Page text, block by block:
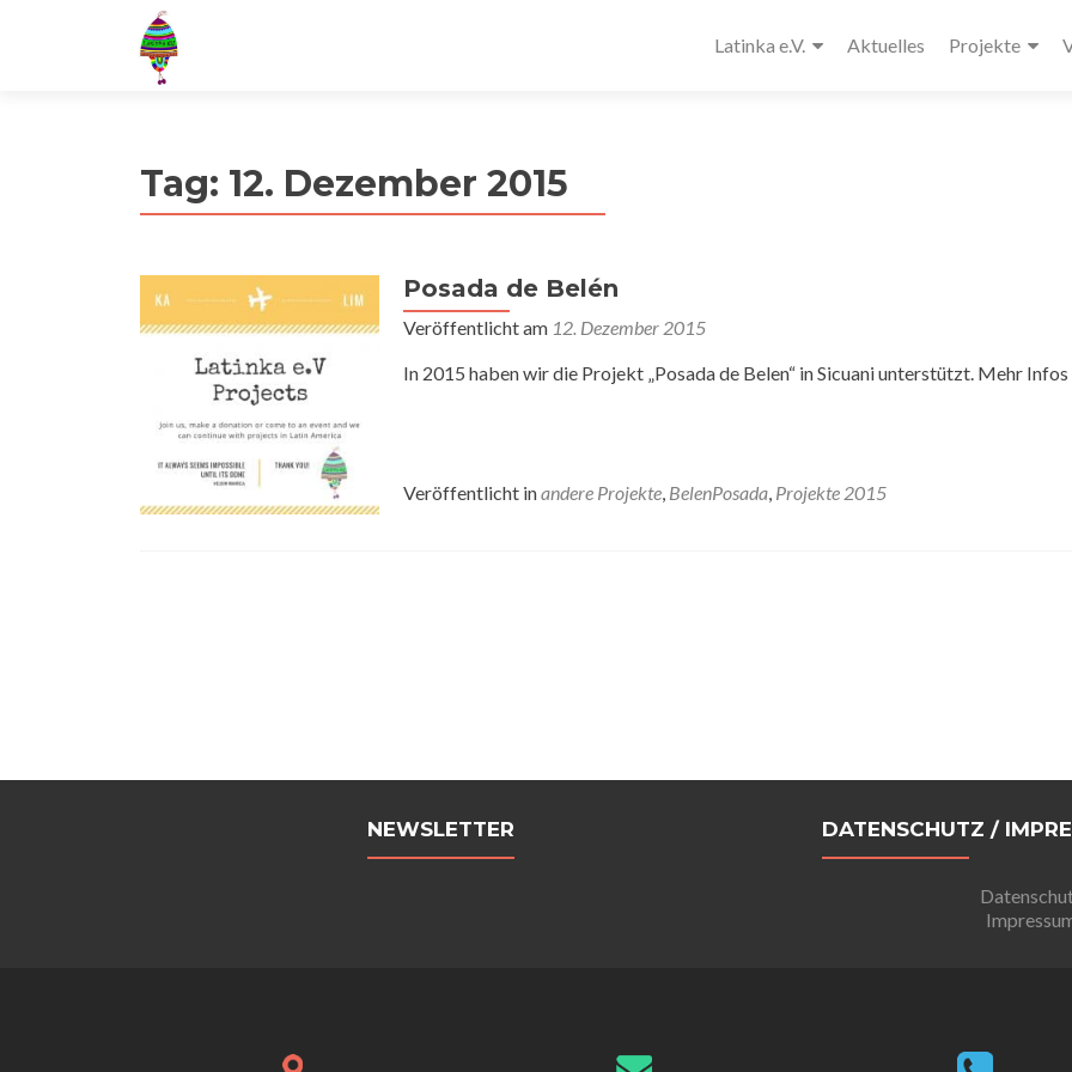
Latinka e.V. Aktuelles Projekte
Tag: 12. Dezember 2015
Posada de Belén
Veröffentlicht am 12. Dezember 2015
In 2015 haben wir die Projekt „Posada de Belen“ in Sicuani unterstützt. Mehr
Veröffentlicht inandere Projekte, BelenPosada, Projekte 2015
NEWSLETTER DATENSCHUTZ /